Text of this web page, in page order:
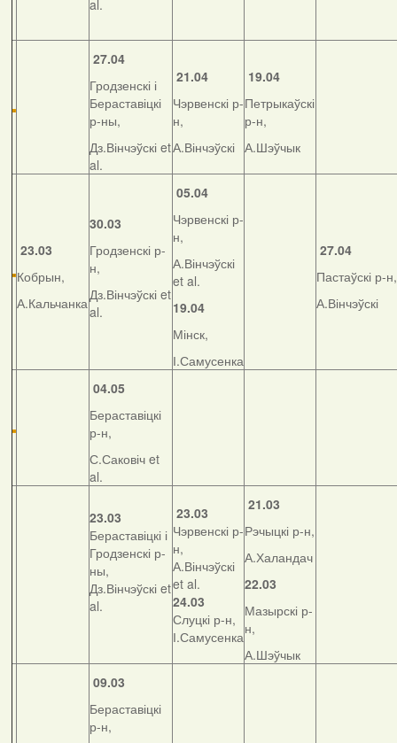
al.
27.04
Гродзенскі і
Бераставіцкі
р-ны,
Дз.Вінчэўскі et
al.
21.04
Чэрвенскі р-
н,
А.Вінчэўскі
19.04
Петрыкаўскі
р-н,
А.Шэўчык
23.03
Кобрын,
А.Кальчанка
30.03
Гродзенскі р-
н,
Дз.Вінчэўскі et
al.
05.04
Чэрвенскі р-
н,
А.Вінчэўскі
et al.
19.04
Мінск,
І.Самусенка
27.04
Пастаўскі р-н,
А.Вінчэўскі
04.05
Бераставіцкі
р-н,
С.Саковіч et
al.
23.03
Бераставіцкі і
Гродзенскі р-
ны,
Дз.Вінчэўскі et
al.
23.03
Чэрвенскі р-
н,
А.Вінчэўскі
et al.
24.03
Слуцкі р-н,
І.Самусенка
21.03
Рэчыцкі р-н,
А.Халандач
22.03
Мазырскі р-
н,
А.Шэўчык
09.03
Бераставіцкі
р-н,